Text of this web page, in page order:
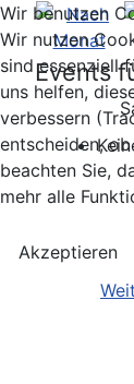
Events
Wir benutzen
Wir nutzen
sind essenziell
uns helfen,
verbessern
entscheiden,
beachten Sie,
mehr alle
Akzeptieren